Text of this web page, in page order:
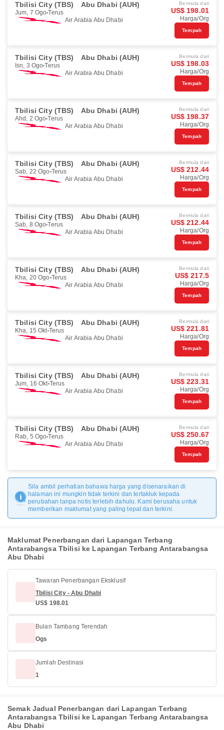
Tbilisi City (TBS) Abu Dhabi (AUH)
Jum, 7 Ogo Terus
Air Arabia Abu Dhabi
Bermula dari
US$ 198.01
Harga/Org
Tempah
Tbilisi City (TBS) Abu Dhabi (AUH)
Isn, 3 Ogo Terus
Air Arabia Abu Dhabi
Bermula dari
US$ 198.03
Harga/Org
Tempah
Tbilisi City (TBS) Abu Dhabi (AUH)
Ahd, 2 Ogo Terus
Air Arabia Abu Dhabi
Bermula dari
US$ 198.37
Harga/Org
Tempah
Tbilisi City (TBS) Abu Dhabi (AUH)
Sab, 22 Ogo Terus
Air Arabia Abu Dhabi
Bermula dari
US$ 212.44
Harga/Org
Tempah
Tbilisi City (TBS) Abu Dhabi (AUH)
Sab, 8 Ogo Terus
Air Arabia Abu Dhabi
Bermula dari
US$ 212.44
Harga/Org
Tempah
Tbilisi City (TBS) Abu Dhabi (AUH)
Kha, 20 Ogo Terus
Air Arabia Abu Dhabi
Bermula dari
US$ 217.5
Harga/Org
Tempah
Tbilisi City (TBS) Abu Dhabi (AUH)
Kha, 15 Okt Terus
Air Arabia Abu Dhabi
Bermula dari
US$ 221.81
Harga/Org
Tempah
Tbilisi City (TBS) Abu Dhabi (AUH)
Jum, 16 Okt Terus
Air Arabia Abu Dhabi
Bermula dari
US$ 223.31
Harga/Org
Tempah
Tbilisi City (TBS) Abu Dhabi (AUH)
Rab, 5 Ogo Terus
Air Arabia Abu Dhabi
Bermula dari
US$ 250.67
Harga/Org
Tempah
Sila ambil perhatian bahawa harga yang disenaraikan di
halaman ini mungkin tidak terkini dan tertakluk kepada
perubahan tanpa notis terlebih dahulu. Kami berusaha untuk
memberikan maklumat yang paling tepat dan terkini.
Maklumat Penerbangan dari Lapangan Terbang
Antarabangsa Tbilisi ke Lapangan Terbang Antarabangsa
Abu Dhabi
Tawaran Penerbangan Eksklusif
Tbilisi City - Abu Dhabi
US$ 198.01
Bulan Tambang Terendah
Ogs
Jumlah Destinasi
1
Semak Jadual Penerbangan dari Lapangan Terbang
Antarabangsa Tbilisi ke Lapangan Terbang Antarabangsa
Abu Dhabi